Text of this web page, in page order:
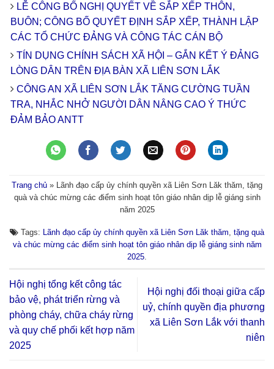
LỄ CÔNG BỐ NGHỊ QUYẾT VỀ SẮP XẾP THÔN,
BUÔN; CÔNG BỐ QUYẾT ĐỊNH SẮP XẾP, THÀNH LẬP
CÁC TỔ CHỨC ĐẢNG VÀ CÔNG TÁC CÁN BỘ
TÍN DỤNG CHÍNH SÁCH XÃ HỘI – GẮN KẾT Ý ĐẢNG
LÒNG DÂN TRÊN ĐỊA BÀN XÃ LIÊN SƠN LẮK
CÔNG AN XÃ LIÊN SƠN LẮK TĂNG CƯỜNG TUẦN
TRA, NHẮC NHỞ NGƯỜI DÂN NÂNG CAO Ý THỨC
ĐẢM BẢO ANTT
Trang chủ » Lãnh đạo cấp ủy chính quyền xã Liên Sơn Lăk thăm, tặng
quà và chúc mừng các điểm sinh hoạt tôn giáo nhân dịp lễ giáng sinh
năm 2025
Tags: Lãnh đạo cấp ủy chính quyền xã Liên Sơn Lăk thăm tặng quà
và chúc mừng các điểm sinh hoạt tôn giáo nhân dịp lễ giáng sinh năm
2025
Hội nghị tổng kết công tác
bảo vệ, phát triển rừng và
phòng cháy, chữa cháy rừng
và quy chế phối kết hợp năm
2025
Hội nghị đối thoại giữa cấp
uỷ, chính quyền địa phương
xã Liên Sơn Lắk với thanh
niên